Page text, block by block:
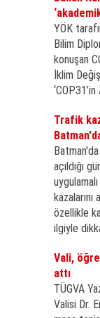
YÖK
Bilim
konuşan
İklim
Trafik
açıldığı
özellikle
ilgiyle
Vali,
attı
TÜGVA
Valisi Dr.